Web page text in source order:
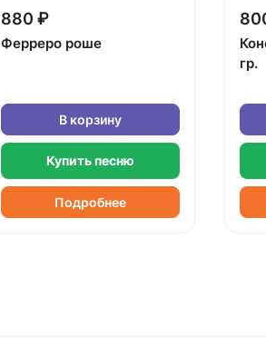
880 ₽
Ферреро роше
В корзину
Купить песню
Подробнее
гр.